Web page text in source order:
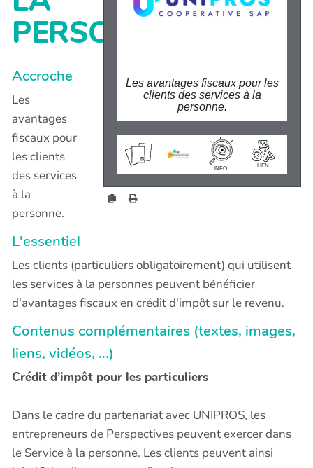
Les avantages fiscaux pour les
clients des services à la
personne.
INFO
LIEN
wiki.perspectives.coop/?
AvantagesFiscauxDesServic
esALaPersonne
PERSONNE
Accroche
Les
avantages
fiscaux pour
les clients
des services
à la
personne.
L'essentiel
Les clients (particuliers obligatoirement) qui utilisent
les services à la personnes peuvent bénéficier
d'avantages fiscaux en crédit d'impôt sur le revenu.
Contenus complémentaires (textes, images,
liens, vidéos, ...)
Crédit d’impôt pour les particuliers
Dans le cadre du partenariat avec UNIPROS, les
entrepreneurs de Perspectives peuvent exercer dans
le Service à la personne. Les clients peuvent ainsi